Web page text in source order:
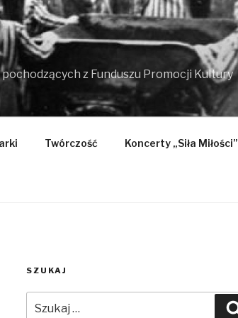
z Funduszu Promocji Kultury
Twórczość Koncerty „Siła Miłości”
SZUKAJ